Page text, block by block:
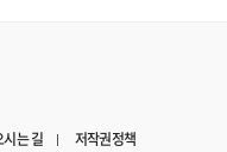
는 길 저작권정책